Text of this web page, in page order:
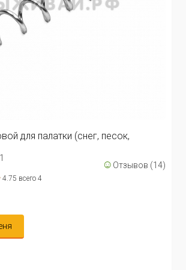
для палатки (снег, песок,
☺ Отзывов (14)
4.75 всего 4